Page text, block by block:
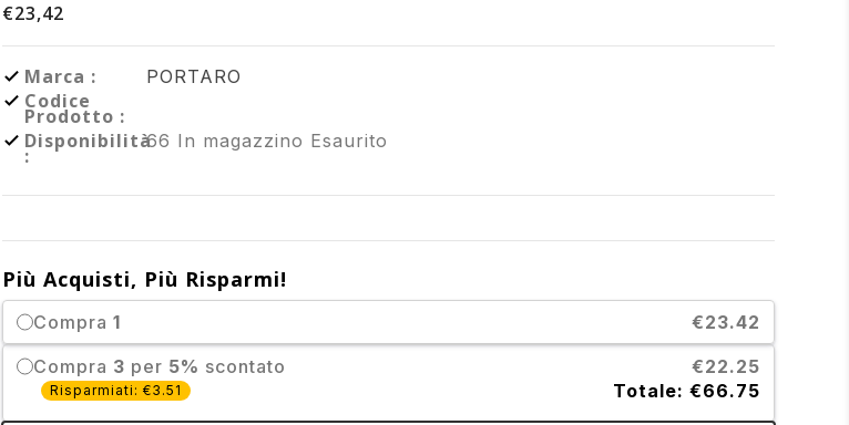
€23,42
Marca : PORTARO
Codice
Prodotto :
Disponibilità
:
66 In magazzino Esaurito
Più Acquisti, Più Risparmi!
Compra1
€23.42
Compra 3 per 5% scontato €22.25
Risparmiati: €3.51 Totale: €66.75